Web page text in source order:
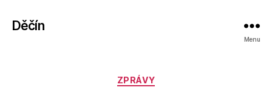
Děčín
Menu
Rubriky
ZPRÁVY